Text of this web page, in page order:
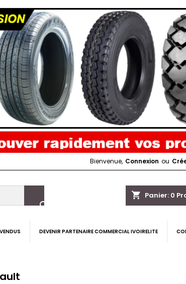
Bienvenue, Connexion ou
shopping_cart Panier: 0

DEVENIR PARTENAIRE COMMERCIAL IVOIRELITE